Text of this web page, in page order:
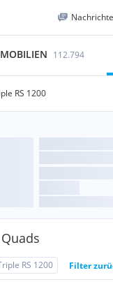
112.794
RS 1200
RS 1200 Filter